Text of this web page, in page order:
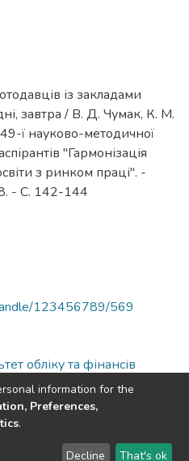
із закладами
завтра / В. Д. Чумак, К. М.
ї науково-методичної
"Гармонізація
з ринком праці". -
- С. 142-144
123456789/569
обліку та фінансів
© 2002-2026 LYRASIS
information for the
Preferences,
.
Decline That's ok